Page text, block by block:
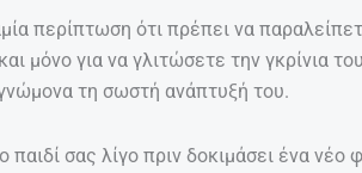
περίπτωση ότι πρέπει να
μόνο για να γλιτώσετε την γκρίνια
τη σωστή ανάπτυξή του.
σας λίγο πριν δοκιμάσει ένα νέο